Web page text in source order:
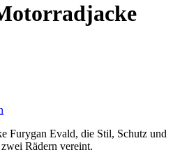
Furygan Evald, die Stil, Schutz und
Rädern vereint.